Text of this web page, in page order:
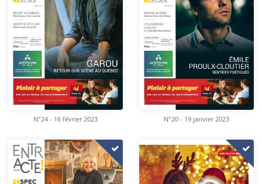
N°24 - 16 février 2023 N°20 - 19 janvier 2023